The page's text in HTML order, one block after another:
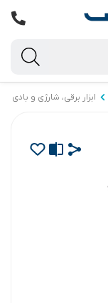
ابزار برقی، شارژی و بادی